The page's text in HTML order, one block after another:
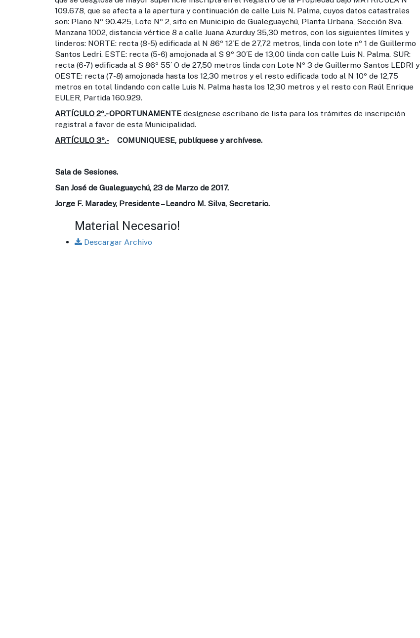
109.678, que se afecta a la apertura y continuación de calle Luis N. Palma, cuyos datos catastrales
son: Plano Nº 90.425, Lote Nº 2, sito en Municipio de Gualeguaychú, Planta Urbana, Sección 8va.
Manzana 1002, distancia vértice 8 a calle Juana Azurduy 35,30 metros, con los siguientes límites y
linderos: NORTE: recta (8-5) edificada al N 86º 12´E de 27,72 metros, linda con lote nº 1 de Guillermo
Santos Ledri. ESTE: recta (5-6) amojonada al S 9º 30´E de 13,00 linda con calle Luis N. Palma. SUR:
recta (6-7) edificada al S 86º 55´ O de 27,50 metros linda con Lote Nº 3 de Guillermo Santos LEDRI y
OESTE: recta (7-8) amojonada hasta los 12,30 metros y el resto edificada todo al N 10º de 12,75
metros en total lindando con calle Luis N. Palma hasta los 12,30 metros y el resto con Raúl Enrique
EULER, Partida 160.929.
ARTÍCULO 2º.-OPORTUNAMENTE desígnese escribano de lista para los trámites de inscripción
registral a favor de esta Municipalidad.
ARTÍCULO 3º.-
COMUNIQUESE, publíquese y archívese.
Sala de Sesiones.
San José de Gualeguaychú, 23 de Marzo de 2017.
Jorge F. Maradey, Presidente – Leandro M. Silva, Secretario.
Material Necesario!
Descargar Archivo